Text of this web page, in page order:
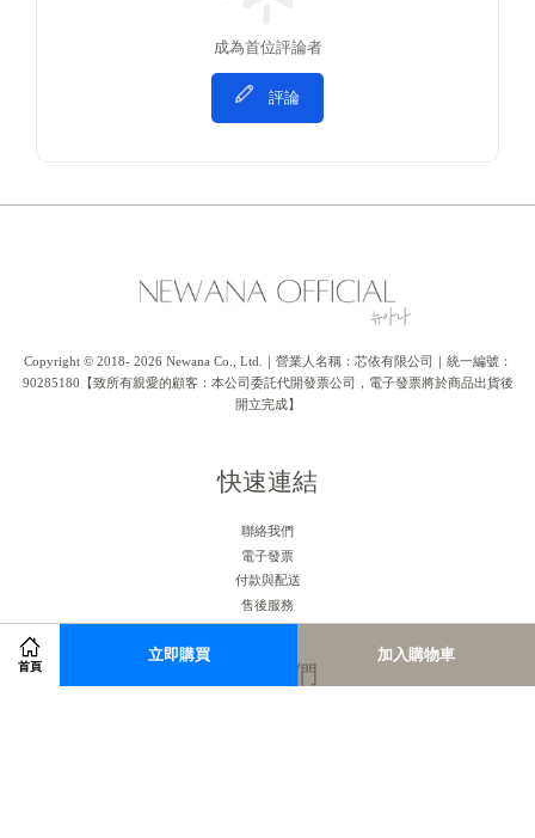
首頁
立即購買 加入購物車
成為首位評論者
評論
Copyright © 2018- 2026 Newana Co., Ltd.｜營業人名稱：芯依有限公司｜統一編號：
90285180【致所有親愛的顧客：本公司委託代開發票公司，電子發票將於商品出貨後
開立完成】
快速連結
聯絡我們
電子發票
付款與配送
售後服務
關注我們